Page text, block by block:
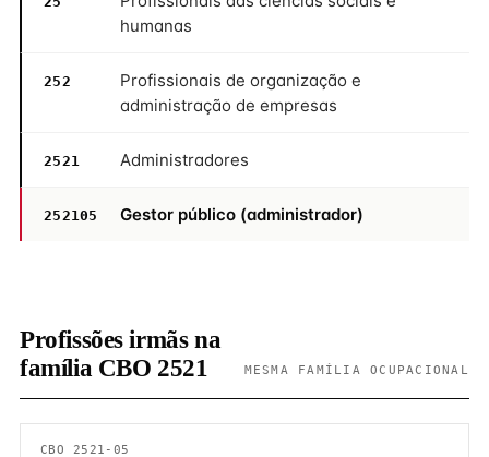
humanas
252
Profissionais de organização e
administração de empresas
2521 Administradores
252105 Gestor público (administrador)
Profissões irmãs na
família CBO 2521
MESMA FAMÍLIA OCUPACIONAL
CBO 2521-05